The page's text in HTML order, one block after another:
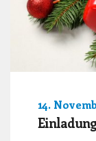
14.